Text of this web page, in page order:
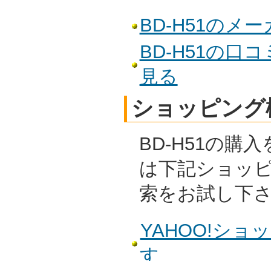
BD-H51のメ
BD-H51の口
見る
ショッピング
BD-H51の購入
は下記ショッ
索をお試し下
YAHOO!ショ
す